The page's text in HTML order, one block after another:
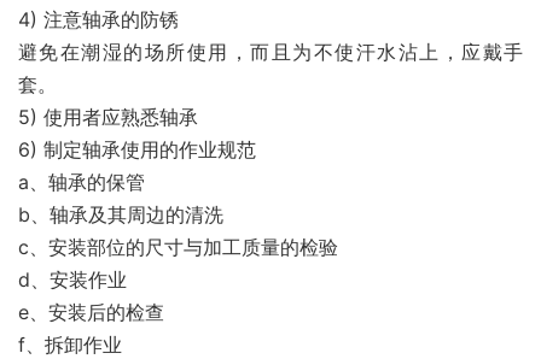
4) 注意轴承的防锈
避免在潮湿的场所使用，而且为不使汗水沾上，应戴手
套。
5) 使用者应熟悉轴承
6) 制定轴承使用的作业规范
a、轴承的保管
b、轴承及其周边的清洗
c、安装部位的尺寸与加工质量的检验
d、安装作业
e、安装后的检查
f、拆卸作业